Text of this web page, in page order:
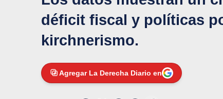
déficit fiscal y políticas
kirchnerismo.
Agregar La Derecha Diario en